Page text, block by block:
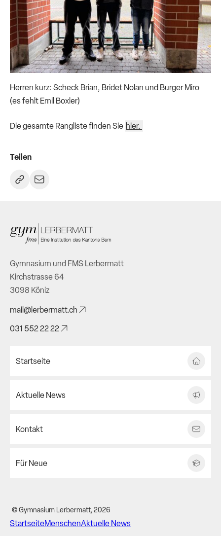
Herren kurz: Scheck Brian, Bridet Nolan und Burger Miro
(es fehlt Emil Boxler)
Die gesamte Rangliste finden Sie hier.
Teilen
Gymnasium und FMS Lerbermatt
Kirchstrasse 64
3098 Köniz
mail@lerbermatt.ch
031 552 22 22
Startseite
Aktuelle News
Kontakt
Für Neue
© Gymnasium Lerbermatt, 2026
StartseiteMenschenAktuelle News